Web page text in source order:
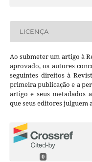
LICENÇA
Ao submeter um artigo à
aprovado, os autores
seguintes direitos à
primeira publicação e a
artigo e seus metadados
que seus editores julguem
0